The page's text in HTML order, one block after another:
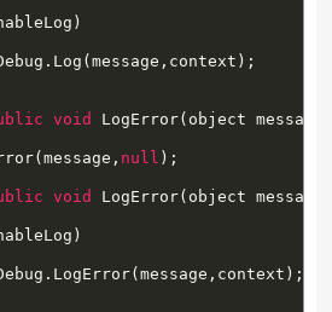
void
LogError(object
null );
void
LogError(object